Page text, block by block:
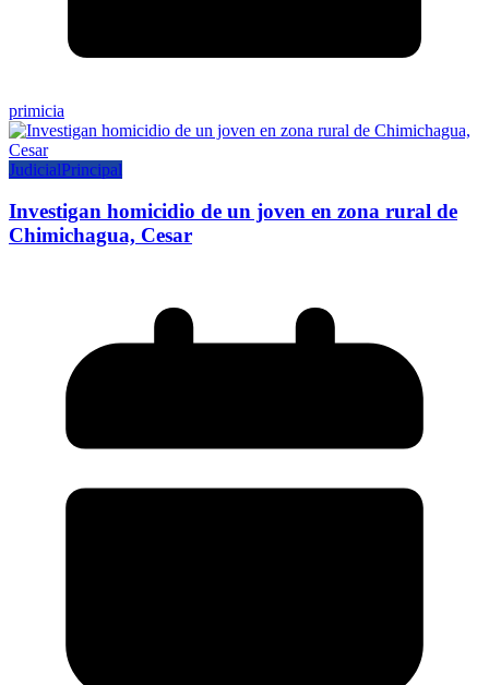
primicia
JudicialPrincipal
Investigan homicidio de un joven en zona rural de
Chimichagua, Cesar